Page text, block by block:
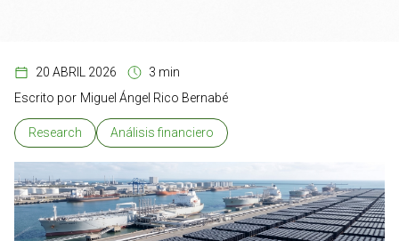
20 ABRIL 2026
3 min
Escrito por Miguel Ángel Rico Bernabé
Research Análisis financiero